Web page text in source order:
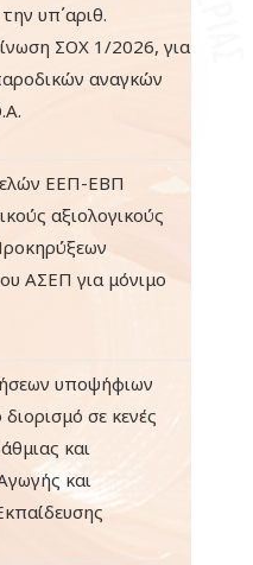
υπ΄αριθ.
ΣΟΧ 1/2026, για
αναγκών
ΕΕΠ-ΕΒΠ
αξιολογικούς
ΑΣΕΠ για μόνιμο
υποψήφιων
σε κενές
και
και